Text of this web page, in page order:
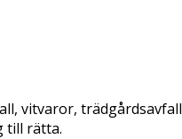
vitvaror, trädgårdsavfall
till rätta.